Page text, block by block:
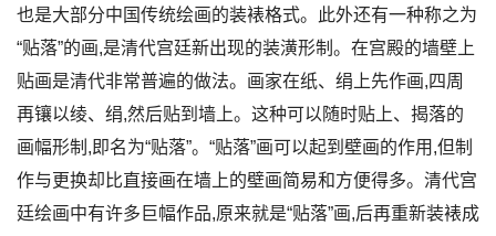
也是大部分中国传统绘画的装裱格式。此外还有一种称之为
“贴落”的画,是清代宫廷新出现的装潢形制。在宫殿的墙壁上
贴画是清代非常普遍的做法。画家在纸、绢上先作画,四周
再镶以绫、绢,然后贴到墙上。这种可以随时贴上、揭落的
画幅形制,即名为“贴落”。“贴落”画可以起到壁画的作用,但制
作与更换却比直接画在墙上的壁画简易和方便得多。清代宫
廷绘画中有许多巨幅作品,原来就是“贴落”画,后再重新装裱成